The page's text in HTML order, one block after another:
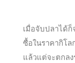
เมื่อจับปลาได้
ซื้อในราคากิโล
แล้วแต่จะตกล